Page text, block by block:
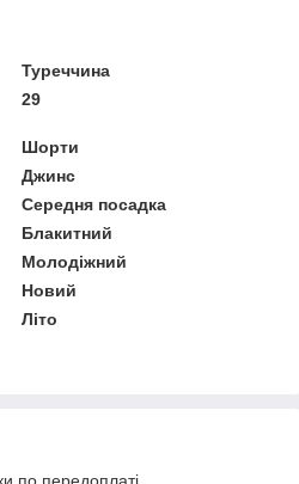
Туреччина
29
Шорти
Джинс
Середня посадка
Блакитний
Молодіжний
Новий
Літо